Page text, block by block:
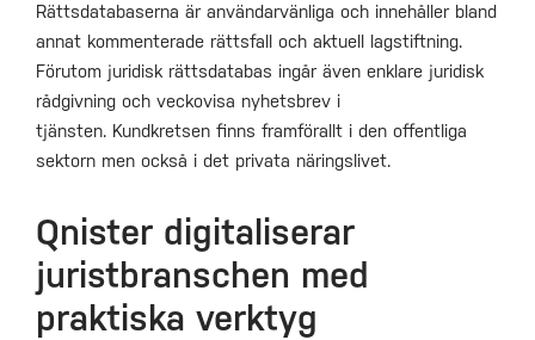
Rättsdatabaserna är användarvänliga och innehåller bland
annat kommenterade rättsfall och aktuell lagstiftning.
Förutom juridisk rättsdatabas ingår även enklare juridisk
rådgivning och veckovisa nyhetsbrev i
tjänsten. Kundkretsen finns framförallt i den offentliga
sektorn men också i det privata näringslivet.
Qnister digitaliserar
juristbranschen med
praktiska verktyg